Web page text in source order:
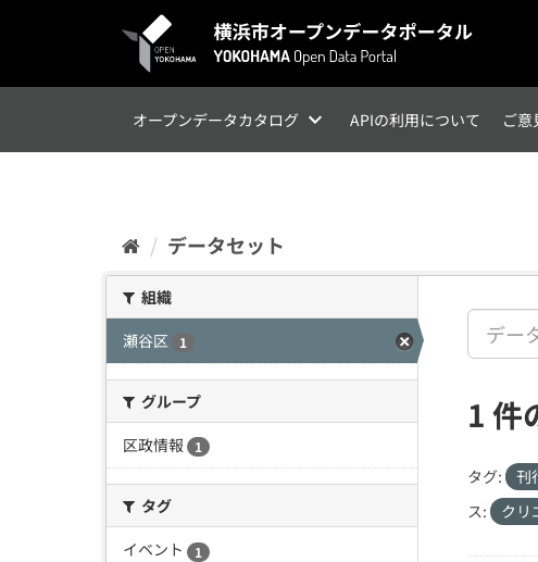
オープンデータカタログ APIの利用について ご意
データセット
組織
瀬谷区
1
グループ
区政情報
1
タグ
イベント
1
1 件
タグ: 刊
ス:
クリ